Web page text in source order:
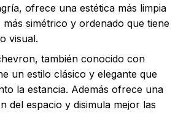
ofrece una estética más limpia
simétrico y ordenado que tiene
visual.
también conocido con
un estilo clásico y elegante que
la estancia. Además ofrece una
del espacio y disimula mejor las